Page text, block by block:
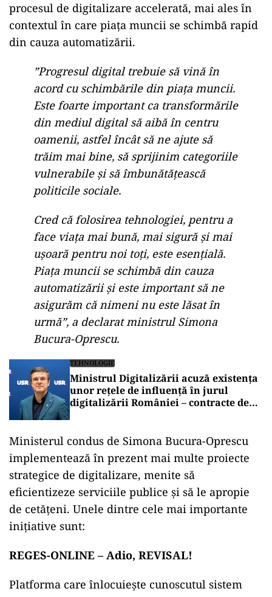
procesul de digitalizare accelerată, mai ales în
contextul în care piața muncii se schimbă rapid
din cauza automatizării.
”Progresul digital trebuie să vină în
acord cu schimbările din piața muncii.
Este foarte important ca transformările
din mediul digital să aibă în centru
oamenii, astfel încât să ne ajute să
trăim mai bine, să sprijinim categoriile
vulnerabile și să îmbunătățească
politicile sociale.
Cred că folosirea tehnologiei, pentru a
face viața mai bună, mai sigură și mai
ușoară pentru noi toți, este esențială.
Piața muncii se schimbă din cauza
automatizării și este important să ne
asigurăm că nimeni nu este lăsat în
urmă”, a declarat ministrul Simona
Bucura-Oprescu.
TEHNOLOGIE
Ministrul Digitalizării acuză existența
unor rețele de influență în jurul
digitalizării României – contracte de
Ministerul condus de Simona Bucura-Oprescu
implementează în prezent mai multe proiecte
strategice de digitalizare, menite să
eficientizeze serviciile publice și să le apropie
de cetățeni. Unele dintre cele mai importante
inițiative sunt:
REGES-ONLINE – Adio, REVISAL!
Platforma care înlocuiește cunoscutul sistem